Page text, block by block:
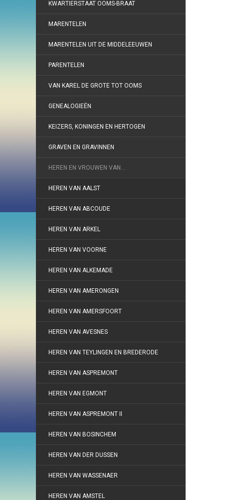
KWARTIERSTAAT OOMS-BRAAT
MARENTELEN
MARENTELEN UIT DE MIDDELEEUWEN
PARENTELEN
VAN KAREL DE GROTE TOT OOMS
GENEALOGIEËN
KEIZERS, KONINGEN EN HERTOGEN
GRAVEN EN GRAVINNEN
HEREN EN VROUWEN VAN…
HEREN VAN AALST
HEREN VAN ABCOUDE
HEREN VAN ARKEL
HEREN VAN VOORNE
HEREN VAN ALKEMADE
HEREN VAN AMERONGEN
HEREN VAN AMERSFOORT
HEREN VAN AVESNES
HEREN VAN TEYLINGEN EN BREDERODE
HEREN VAN ASPREMONT
HEREN VAN EGMONT
HEREN VAN ASPREMONT II
HEREN VAN BOSINCHEM
HEREN VAN DER DUSSEN
HEREN VAN WASSENAER
HEREN VAN AMSTEL